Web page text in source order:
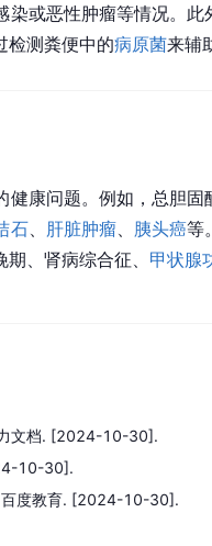
染或恶性肿瘤等情况。
检测粪便中的病原菌来辅
康问题。例如，总胆
石、 肝脏肿瘤 胰头癌等
期、肾病综合征、 甲状腺
文档. [2024-10-30].
10-30].
百度教育. [2024-10-30].